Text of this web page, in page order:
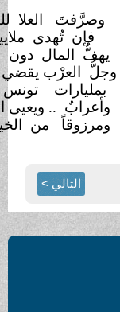
للناس
صَرْفا
ملايينا .......تعفَّا
دون الناس هفَّا
يقضي اليوم حتفا
تونس ثمأخفى
القول وصفا
الخيرات ضعفا